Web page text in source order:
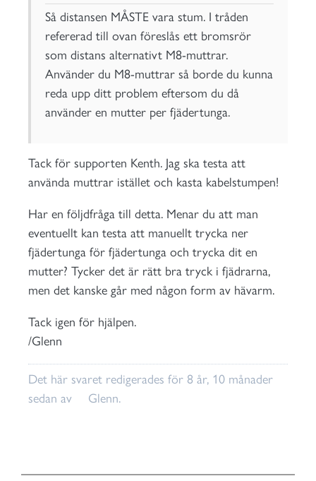
Så distansen MÅSTE vara stum. I tråden
refererad till ovan föreslås ett bromsrör
som distans alternativt M8-muttrar.
Använder du M8-muttrar så borde du kunna
reda upp ditt problem eftersom du då
använder en mutter per fjädertunga.
Tack för supporten Kenth. Jag ska testa att
använda muttrar istället och kasta kabelstumpen!
Har en följdfråga till detta. Menar du att man
eventuellt kan testa att manuellt trycka ner
fjädertunga för fjädertunga och trycka dit en
mutter? Tycker det är rätt bra tryck i fjädrarna,
men det kanske går med någon form av hävarm.
Tack igen för hjälpen.
/Glenn
Det här svaret redigerades för 8 år, 10 månader
sedan av
Glenn.